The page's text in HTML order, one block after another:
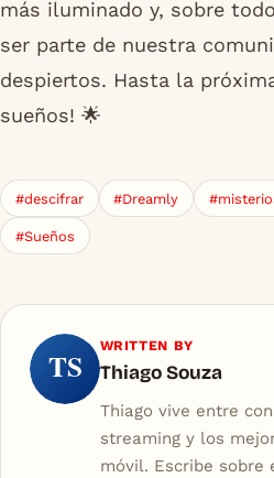
más iluminado y, sobre
ser parte de nuestra
despiertos. Hasta la
sueños! 🌟
#descifrar #Dreamly
#Sueños
TS
WRITTEN BY
Thiago Souza
Thiago vive entre
streaming y los
móvil. Escribe sobre